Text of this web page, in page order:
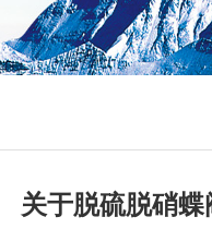
关于脱硫脱硝